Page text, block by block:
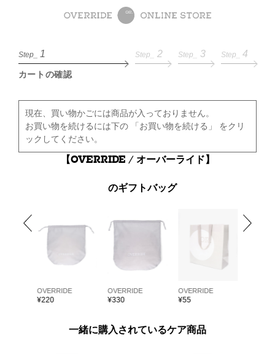
Step_ 1
カートの確認
Step_ 2 Step_ 3 Step_ 4
現在、買い物かごには商品が入っておりません。
お買い物を続けるには下の 「お買い物を続ける」 をクリ
ックしてください。
【OVERRIDE / オーバーライド】
のギフトバッグ
OVERRIDE
¥220
OVERRIDE
¥330
OVERRIDE
¥55
一緒に購入されているケア商品